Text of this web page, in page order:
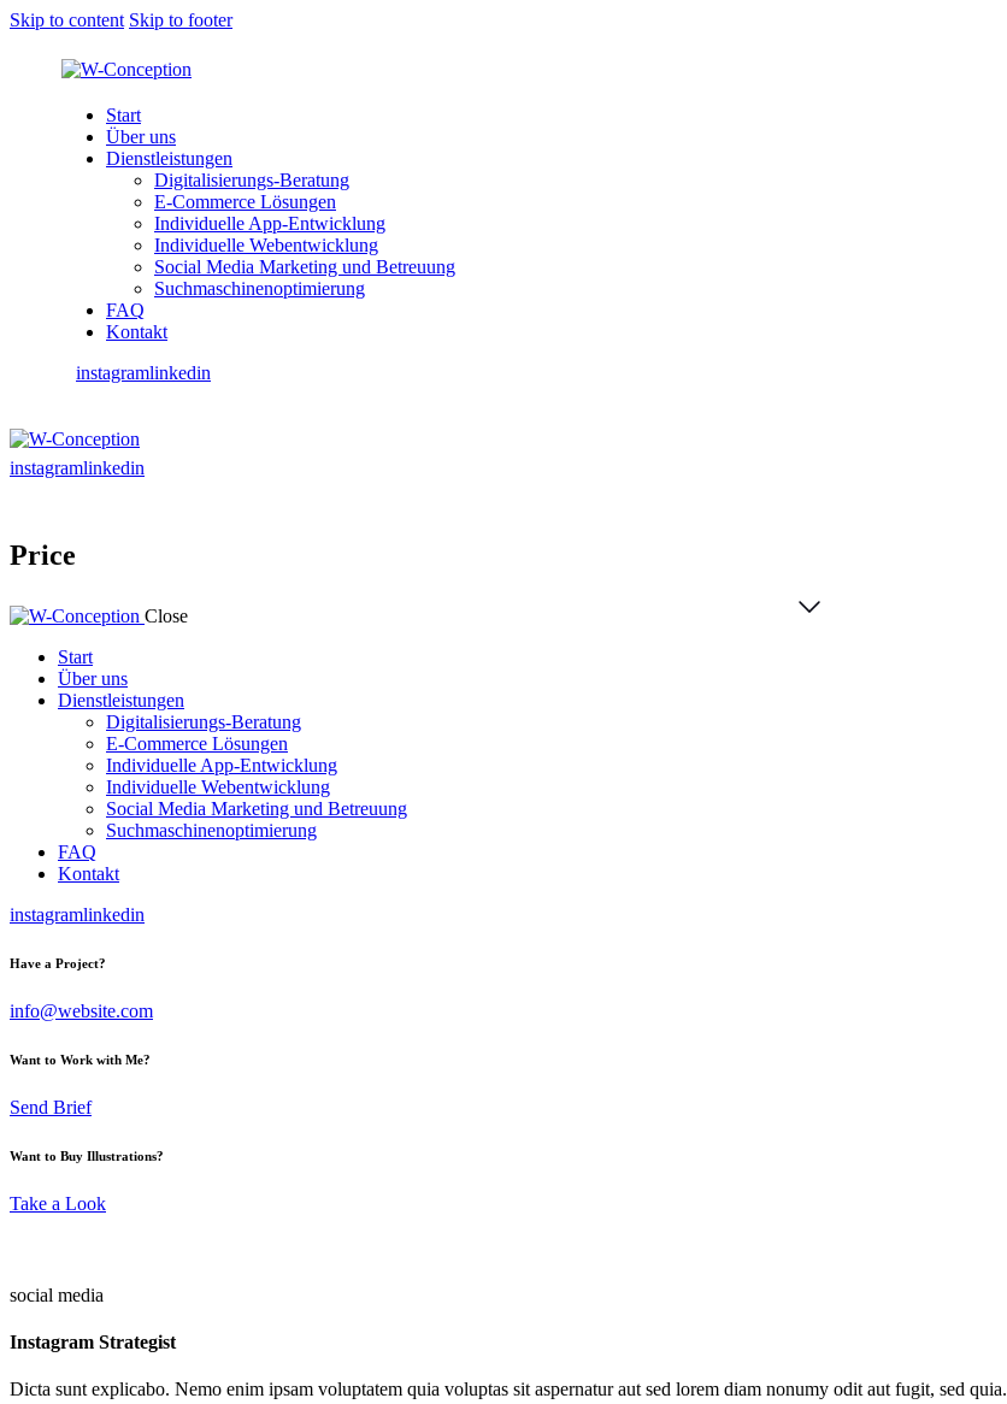
Skip to content Skip to footer
Start
Über uns
Dienstleistungen
Digitalisierungs-Beratung
E-Commerce Lösungen
Individuelle App-Entwicklung
Individuelle Webentwicklung
Social Media Marketing und Betreuung
Suchmaschinenoptimierung
FAQ
Kontakt
instagramlinkedin
instagramlinkedin
Price
Close
Start
Über uns
Dienstleistungen
Digitalisierungs-Beratung
E-Commerce Lösungen
Individuelle App-Entwicklung
Individuelle Webentwicklung
Social Media Marketing und Betreuung
Suchmaschinenoptimierung
FAQ
Kontakt
instagramlinkedin
Have a Project?
info@website.com
Want to Work with Me?
Send Brief
Want to Buy Illustrations?
Take a Look
social media
Instagram Strategist
Dicta sunt explicabo. Nemo enim ipsam voluptatem quia voluptas sit aspernatur aut sed lorem diam nonumy odit aut fugit, sed quia.